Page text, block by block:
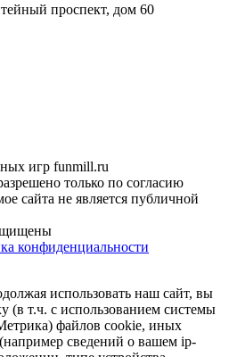
проспект, дом 60
игр funmill.ru
только по согласию
сайта не является публичной
конфиденциальности
использовать наш cайт, вы
(в т.ч. с использованием системы
файлов cookie, иных
сведений о вашем ip-